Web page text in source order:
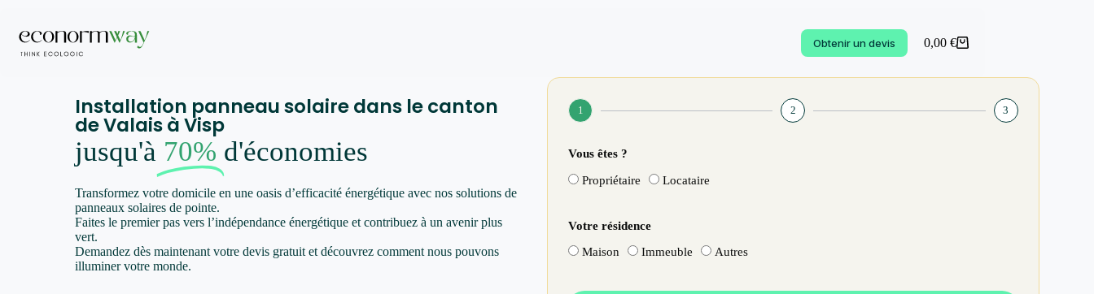
Obtenir un devis 0,00 €
Installation panneau solaire dans le canton
de Valais à Visp
jusqu'à 70% d'économies
Transformez votre domicile en une oasis d’efficacité énergétique avec nos solutions de
panneaux solaires de pointe.
Faites le premier pas vers l’indépendance énergétique et contribuez à un avenir plus
vert.
Demandez dès maintenant votre devis gratuit et découvrez comment nous pouvons
illuminer votre monde.
1 2 3
Vous êtes ?
Propriétaire Locataire
Votre résidence
Maison Immeuble Autres